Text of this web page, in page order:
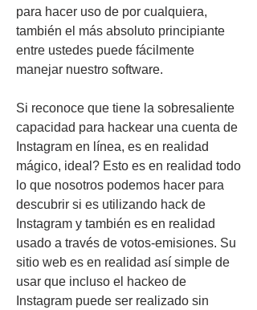
para hacer uso de por cualquiera,
también el más absoluto principiante
entre ustedes puede fácilmente
manejar nuestro software.
Si reconoce que tiene la sobresaliente
capacidad para hackear una cuenta de
Instagram en línea, es en realidad
mágico, ideal? Esto es en realidad todo
lo que nosotros podemos hacer para
descubrir si es utilizando hack de
Instagram y también es en realidad
usado a través de votos-emisiones. Su
sitio web es en realidad así simple de
usar que incluso el hackeo de
Instagram puede ser realizado sin